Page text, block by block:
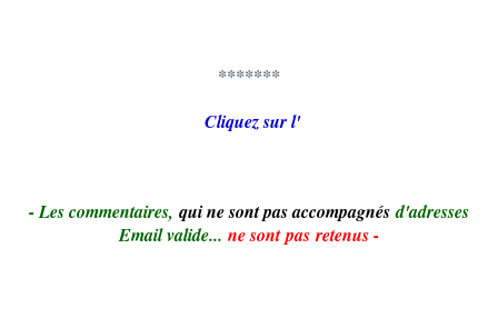
*******
Cliquez sur l'
- Les commentaires, qui ne sont pas accompagnésd'adresses
Email valide... ne sont pas retenus -